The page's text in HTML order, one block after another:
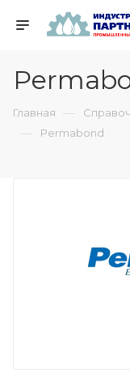
Главная —
— Permabond